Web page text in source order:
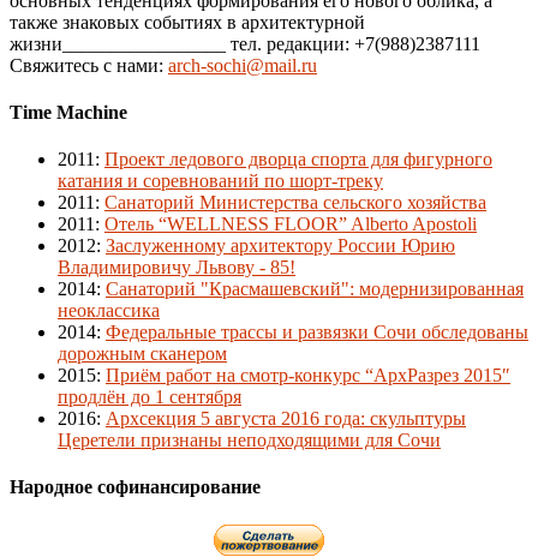
также знаковых событиях в архитектурной
жизни_________________ тел. редакции: +7(988)2387111
Свяжитесь с нами: arch-sochi@mail.ru
Time Machine
2011 : Проект ледового дворца спорта для фигурного
катания и соревнований по шорт-треку
2011 : Санаторий Министерства сельского хозяйства
2011 : Отель “WELLNESS FLOOR” Alberto Apostoli
2012: Заслуженному архитектору России Юрию
Владимировичу Львову - 85!
2014: Санаторий "Красмашевский": модернизированная
неоклассика
2014: Федеральные трассы и развязки Сочи обследованы
дорожным сканером
2015: Приём работ на смотр-конкурс “АрхРазрез 2015″
продлён до 1 сентября
2016: Архсекция 5 августа 2016 года: скульптуры
Церетели признаны неподходящими для Сочи
Народное софинансирование